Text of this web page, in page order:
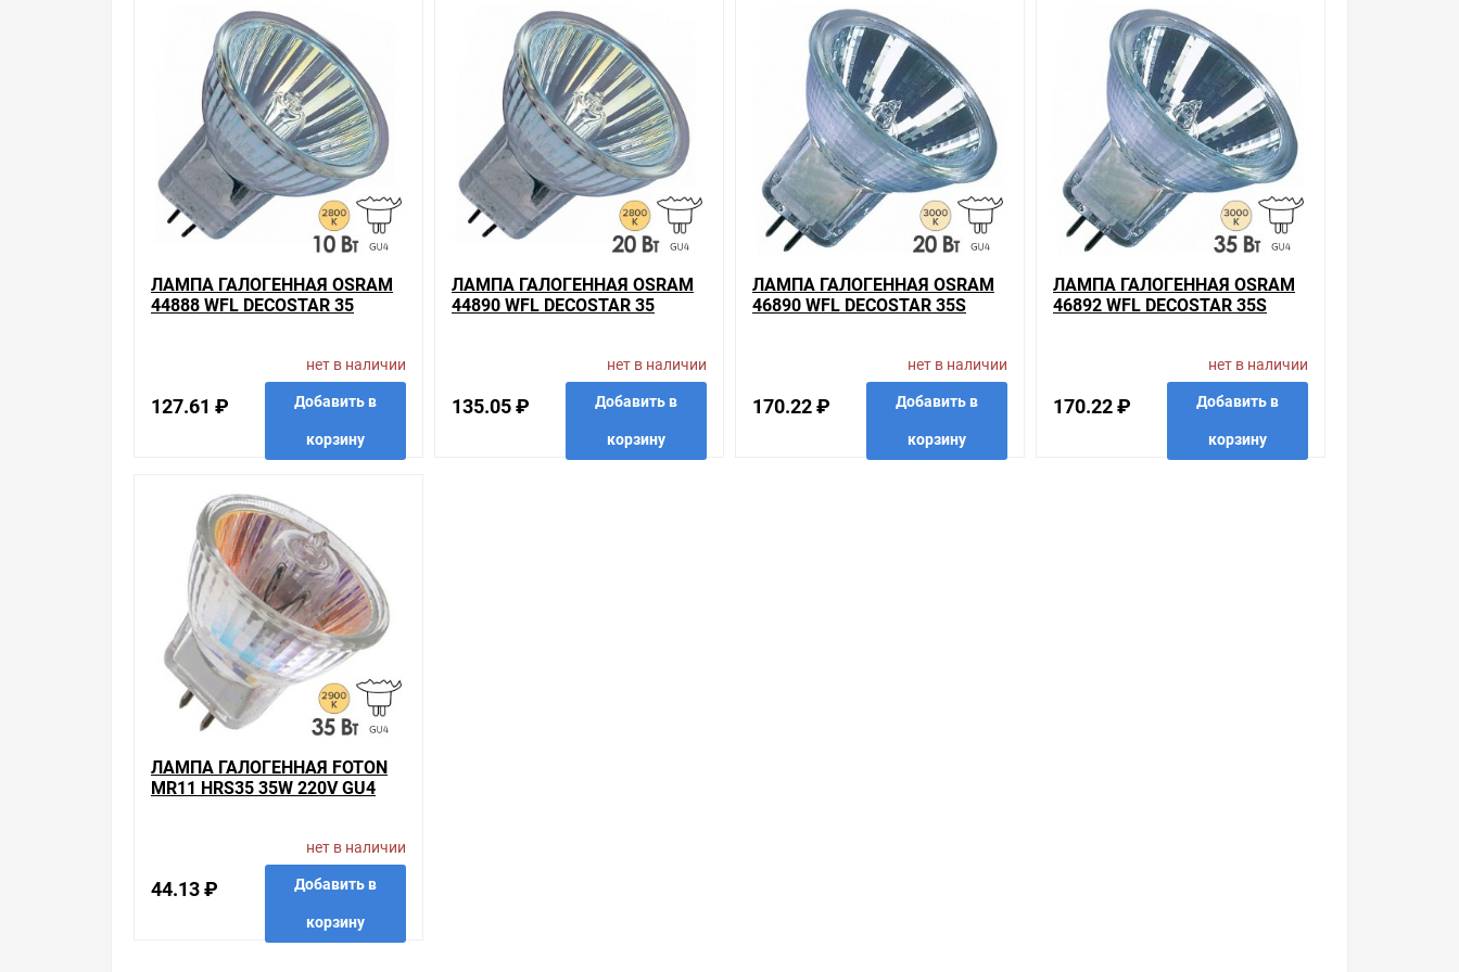
Наличие Лампа галогенная Osram 44892 WFL DECOSTAR 35 Standard 35W 36° 12V GU4 на складе уточняйте у менеджера. Также можно получить консультацию по
тому, что мы продаем, узнать преимущества конкретного товара, получить информацию об отличительных особенностях товара, который вы собираетесь купить.
Мы всегда рады помочь, посоветовать, рассказать подробно о товарах из нашего ассортимента.
Свяжитесь с нами любым способом, который для вас наиболее удобен. С удовольствием ответим на все вопросы.
ЛАМПА ГАЛОГЕННАЯ OSRAM
44888 WFL DECOSTAR 35
127.61 ₽
нет в наличии
Добавить в
корзину
ЛАМПА ГАЛОГЕННАЯ OSRAM
44890 WFL DECOSTAR 35
135.05 ₽
нет в наличии
Добавить в
корзину
ЛАМПА ГАЛОГЕННАЯ OSRAM
46890 WFL DECOSTAR 35S
170.22 ₽
нет в наличии
Добавить в
корзину
ЛАМПА ГАЛОГЕННАЯ OSRAM
46892 WFL DECOSTAR 35S
170.22 ₽
нет в наличии
Добавить в
корзину
ЛАМПА ГАЛОГЕННАЯ FOTON
MR11 HRS35 35W 220V GU4
44.13 ₽
нет в наличии
Добавить в
корзину